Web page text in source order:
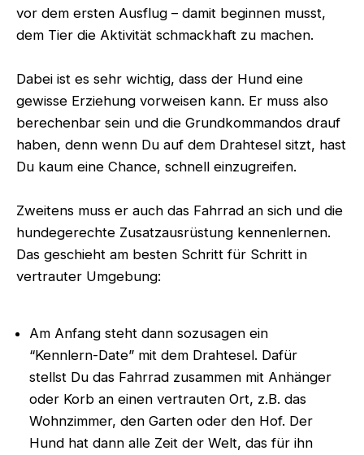
vor dem ersten Ausflug – damit beginnen musst,
dem Tier die Aktivität schmackhaft zu machen.
Dabei ist es sehr wichtig, dass der Hund eine
gewisse Erziehung vorweisen kann. Er muss also
berechenbar sein und die Grundkommandos drauf
haben, denn wenn Du auf dem Drahtesel sitzt, hast
Du kaum eine Chance, schnell einzugreifen.
Zweitens muss er auch das Fahrrad an sich und die
hundegerechte Zusatzausrüstung kennenlernen.
Das geschieht am besten Schritt für Schritt in
vertrauter Umgebung:
Am Anfang steht dann sozusagen ein
“Kennlern-Date” mit dem Drahtesel. Dafür
stellst Du das Fahrrad zusammen mit Anhänger
oder Korb an einen vertrauten Ort, z.B. das
Wohnzimmer, den Garten oder den Hof. Der
Hund hat dann alle Zeit der Welt, das für ihn